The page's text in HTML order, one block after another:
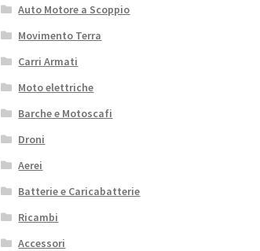
Auto Motore a Scoppio
Movimento Terra
Carri Armati
Moto elettriche
Barche e Motoscafi
Droni
Aerei
Batterie e Caricabatterie
Ricambi
Accessori